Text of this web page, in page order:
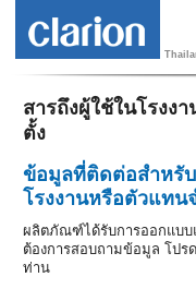
สารถึงผู้ใช้ในโรง
ตั้ง
ข้อมูลที่ติดต่อสำหรั
โรงงานหรือตัวแทน
ผลิตภัณฑ์ได้รับการออกแบบ
ต้องการสอบถามข้อมูล โป
ท่าน